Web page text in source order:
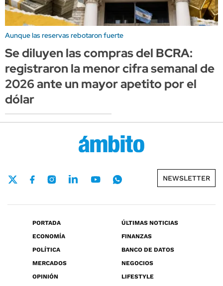
Aunque las reservas rebotaron fuerte
Se diluyen las compras del BCRA:
registraron la menor cifra semanal de
2026 ante un mayor apetito por el
dólar
NEWSLETTER
PORTADA
ÚLTIMAS NOTICIAS
ECONOMÍA
FINANZAS
POLÍTICA
BANCO DE DATOS
MERCADOS
NEGOCIOS
OPINIÓN
LIFESTYLE